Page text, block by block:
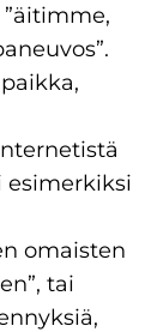
esimerkiksi
omaisten
tai